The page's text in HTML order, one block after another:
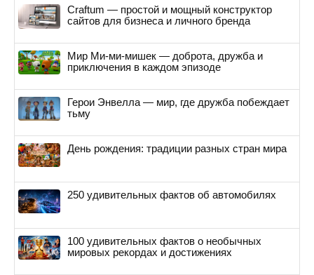
Craftum — простой и мощный конструктор
сайтов для бизнеса и личного бренда
Мир Ми-ми-мишек — доброта, дружба и
приключения в каждом эпизоде
Герои Энвелла — мир, где дружба побеждает
тьму
День рождения: традиции разных стран мира
250 удивительных фактов об автомобилях
100 удивительных фактов о необычных
мировых рекордах и достижениях